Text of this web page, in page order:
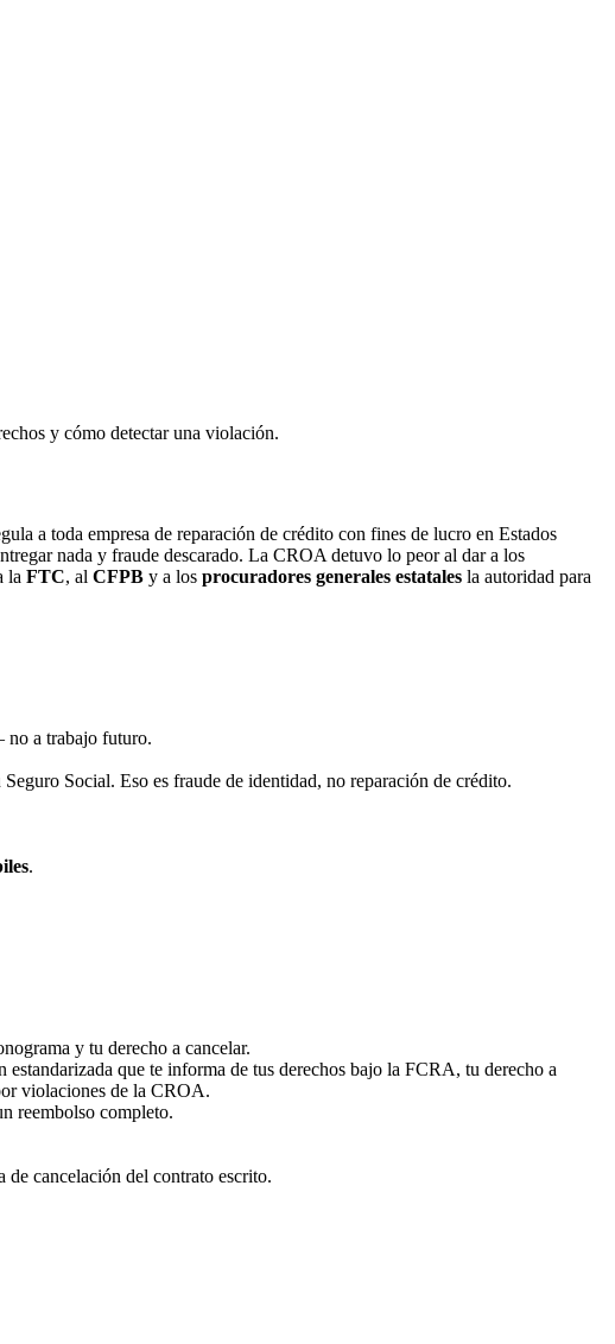
y cómo detectar una violación.
a toda empresa de reparación de crédito con fines de lucro en Estados
nada y fraude descarado. La CROA detuvo lo peor al dar a los
la FTC, al CFPB y a los procuradores generales estatales la autoridad para
no a trabajo futuro.
Social. Eso es fraude de identidad, no reparación de crédito.
.
y tu derecho a cancelar.
que te informa de tus derechos bajo la FCRA, tu derecho a
violaciones de la CROA.
reembolso completo.
cancelación del contrato escrito.